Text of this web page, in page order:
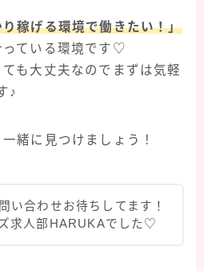
稼げる環境で働きたい！」
っている環境です♡
も大丈夫なのでまずは気軽
♪
緒に見つけましょう！
い合わせお待ちしてます！
求人部HARUKAでした♡